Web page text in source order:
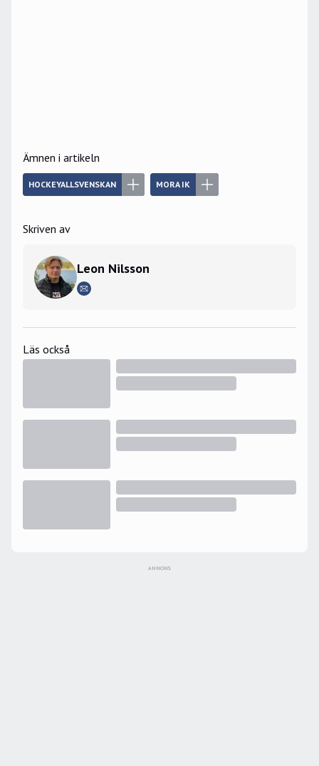
Ämnen i artikeln
HOCKEYALLSVENSKAN MORA IK
Skriven av
Leon Nilsson
Läs också
ANNONS